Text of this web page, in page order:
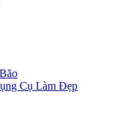
Cụ Làm Đẹp